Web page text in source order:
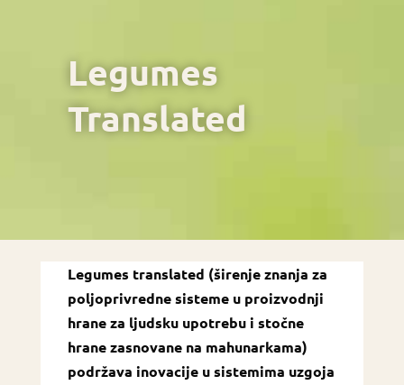
Legumes
Translated
Legumes translated (širenje znanja za
poljoprivredne sisteme u proizvodnji
hrane za ljudsku upotrebu i stočne
hrane zasnovane na mahunarkama)
podržava inovacije u sistemima uzgoja